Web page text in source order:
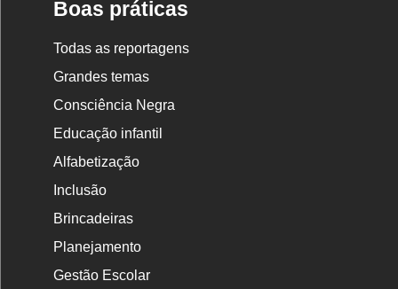
Boas práticas
Todas as reportagens
Grandes temas
Consciência Negra
Educação infantil
Alfabetização
Inclusão
Brincadeiras
Planejamento
Gestão Escolar